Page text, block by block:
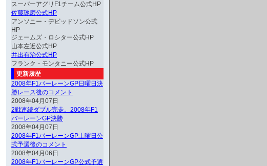
スーパーアグリF1チーム公式HP
佐藤琢磨公式HP
アンソニー・デビッドソン公式
HP
ジェームズ・ロシター公式HP
山本左近公式HP
井出有治公式HP
フランク・モンタニー公式HP
更新履歴
2008年F1バーレーンGP日曜日決
勝レース後のコメント
2008年04月07日
2戦連続ダブル完走。2008年F1
バーレーンGP決勝
2008年04月07日
2008年F1バーレーンGP土曜日公
式予選後のコメント
2008年04月06日
2008年F1バーレーンGP公式予選